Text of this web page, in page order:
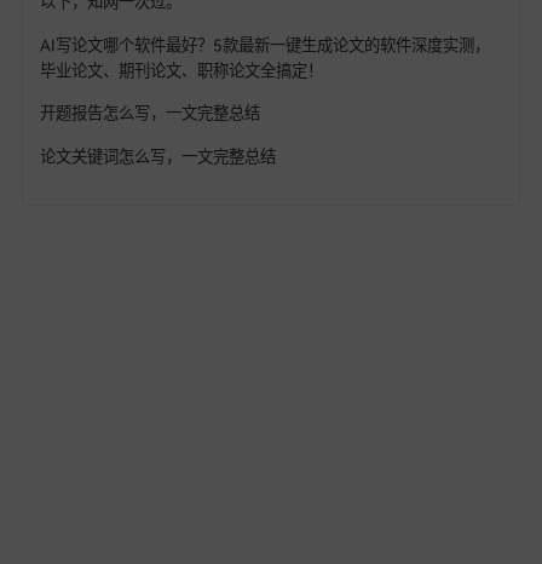
为什么一线名师写论文、出课题只需10分钟？而你还在熬夜磨豆
腐？
教师获奖论文怎么来的：一线教师的4步写作公式，7天写出达标